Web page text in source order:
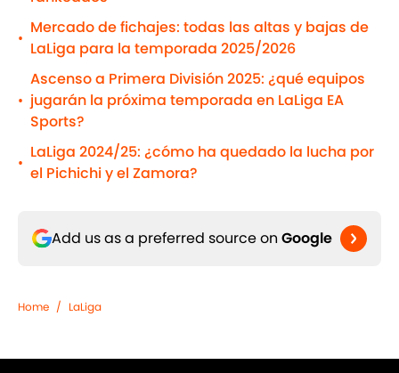
•
Mercado de fichajes: todas las altas y bajas de
LaLiga para la temporada 2025/2026
•
Ascenso a Primera División 2025: ¿qué equipos
jugarán la próxima temporada en LaLiga EA
Sports?
•
LaLiga 2024/25: ¿cómo ha quedado la lucha por
el Pichichi y el Zamora?
Add us as a preferred source on Google
Home / LaLiga